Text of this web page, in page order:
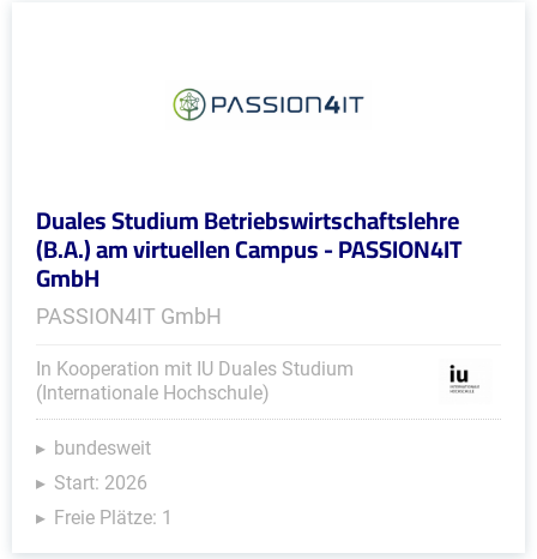
Duales Studium Betriebswirtschaftslehre
(B.A.) am virtuellen Campus - PASSION4IT
GmbH
PASSION4IT GmbH
In Kooperation mit IU Duales Studium
(Internationale Hochschule)
bundesweit
Start: 2026
Freie Plätze: 1